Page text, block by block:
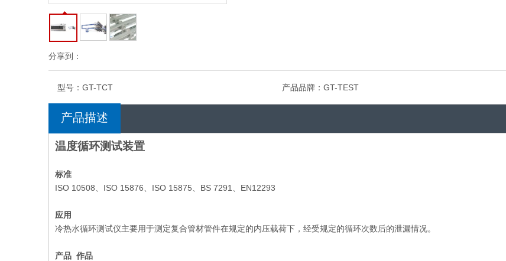
分享到：
型号： GT-TCT 产品品牌： GT-TEST
产品描述
温度循环测试装置
标准
ISO 10508、ISO 15876、ISO 15875、BS 7291、EN12293
应用
冷热水循环测试仪主要用于测定复合管材管件在规定的内压载荷下，经受规定的循环次数后的泄漏情况。
产品 作品